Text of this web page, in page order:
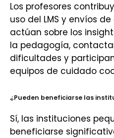
Los profesores
uso del LMS y envíos
actúan sobre los
la pedagogía,
dificultades y
equipos de cuidado
¿Pueden beneficiarse las
Sí, las instituciones
beneficiarse